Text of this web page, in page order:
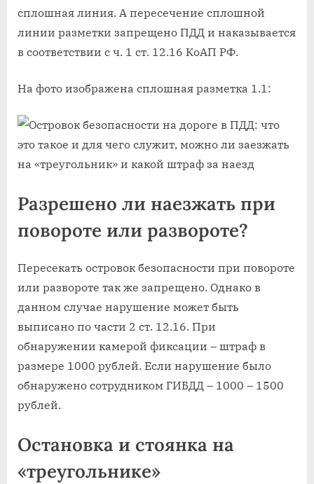
сплошная линия. А пересечение сплошной
линии разметки запрещено ПДД и наказывается
в соответствии с ч. 1 ст. 12.16 КоАП РФ.
На фото изображена сплошная разметка 1.1:
Разрешено ли наезжать при
повороте или развороте?
Пересекать островок безопасности при повороте
или развороте так же запрещено. Однако в
данном случае нарушение может быть
выписано по части 2 ст. 12.16. При
обнаружении камерой фиксации – штраф в
размере 1000 рублей. Если нарушение было
обнаружено сотрудником ГИБДД – 1000 – 1500
рублей.
Остановка и стоянка на
«треугольнике»